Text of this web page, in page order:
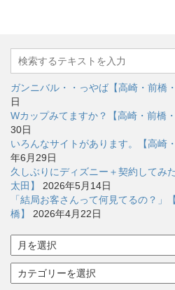
ガンニバル・・っやば【高崎・前橋
日
Wカップみてますか？【高崎・前橋
30日
いろんなサイトがあります。【高崎
年6月29日
久しぶりにディズニー＋契約してみ
太田】
2026年5月14日
「結局お客さんって何見てるの？」
橋】
2026年4月22日
ー
イ
テ